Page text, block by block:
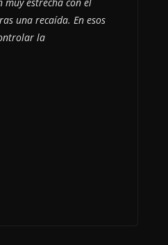
estrecha con el
una recaída. En esos
la